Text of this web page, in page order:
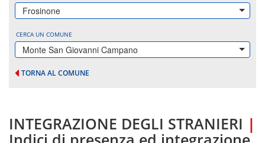
Frosinone
CERCA UN COMUNE
Monte San Giovanni Campano
TORNA AL COMUNE
INTEGRAZIONE DEGLI STRANIERI |